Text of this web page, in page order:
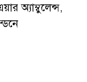
অ্যাম্বুলেন্স,